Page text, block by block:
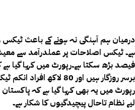
درمیان ہم آہنگی نہ ہونے کے باعث ٹیکس
برسر روزگار ہيں اور 80
رپورٹ میں یہ بھی کہا گیا ہے کہ پاکستان
لیے نظام تاحال پیچیدگیوں کا شکار ہے۔